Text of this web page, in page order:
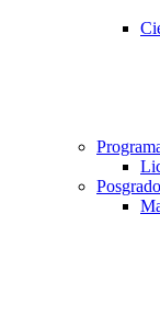
Posgrado